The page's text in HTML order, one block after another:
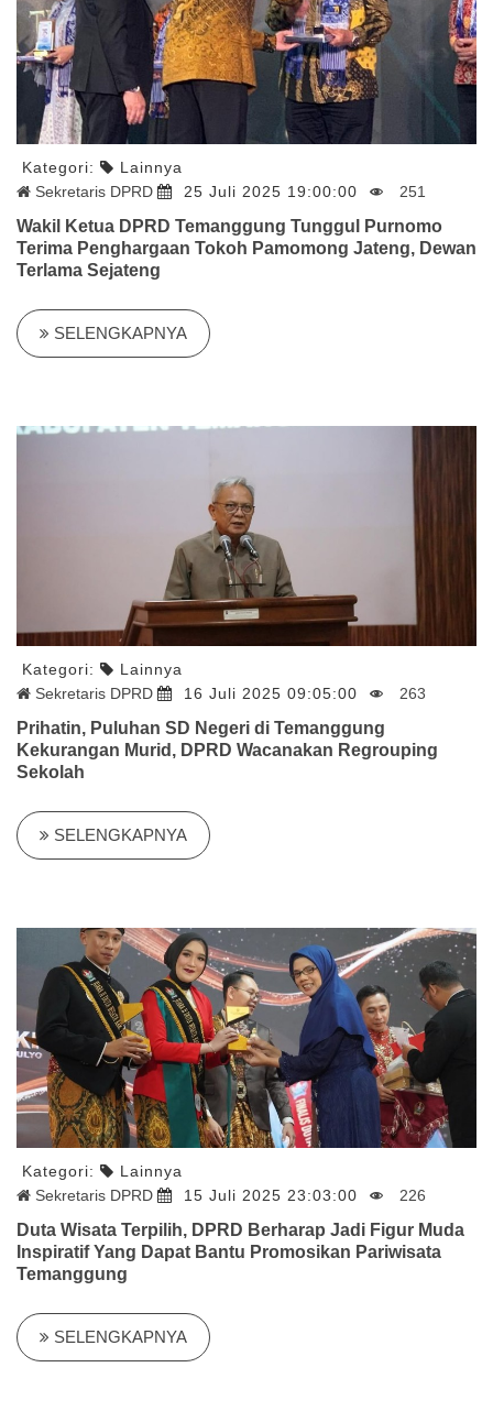
Kategori:
Lainnya
Sekretaris DPRD
25 Juli 2025 19:00:00 251
Wakil Ketua DPRD Temanggung Tunggul Purnomo
Terima Penghargaan Tokoh Pamomong Jateng, Dewan
Terlama Sejateng
SELENGKAPNYA
Kategori:
Lainnya
Sekretaris DPRD
16 Juli 2025 09:05:00 263
Prihatin, Puluhan SD Negeri di Temanggung
Kekurangan Murid, DPRD Wacanakan Regrouping
Sekolah
SELENGKAPNYA
Kategori:
Lainnya
Sekretaris DPRD
15 Juli 2025 23:03:00 226
Duta Wisata Terpilih, DPRD Berharap Jadi Figur Muda
Inspiratif Yang Dapat Bantu Promosikan Pariwisata
Temanggung
SELENGKAPNYA